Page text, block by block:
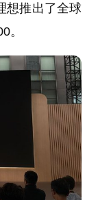
想推出了全球
。